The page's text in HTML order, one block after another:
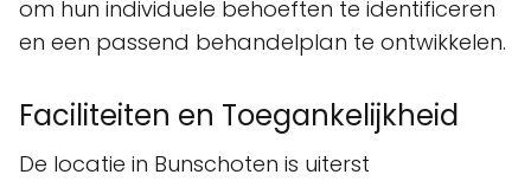
om hun individuele behoeften te identificeren
en een passend behandelplan te ontwikkelen.
Faciliteiten en Toegankelijkheid
De locatie in Bunschoten is uiterst